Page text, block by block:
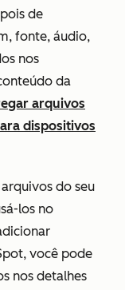
de
fonte, áudio,
nos
da
arquivos
dispositivos
do seu
los no
você pode
nos detalhes